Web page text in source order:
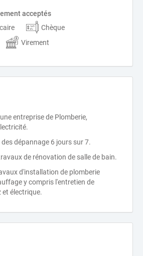
acceptés
Chèque
Virement
entreprise de Plomberie,
dépannage 6 jours sur 7.
de rénovation de salle de bain.
d'installation de plomberie
y compris l'entretien de
et électrique.